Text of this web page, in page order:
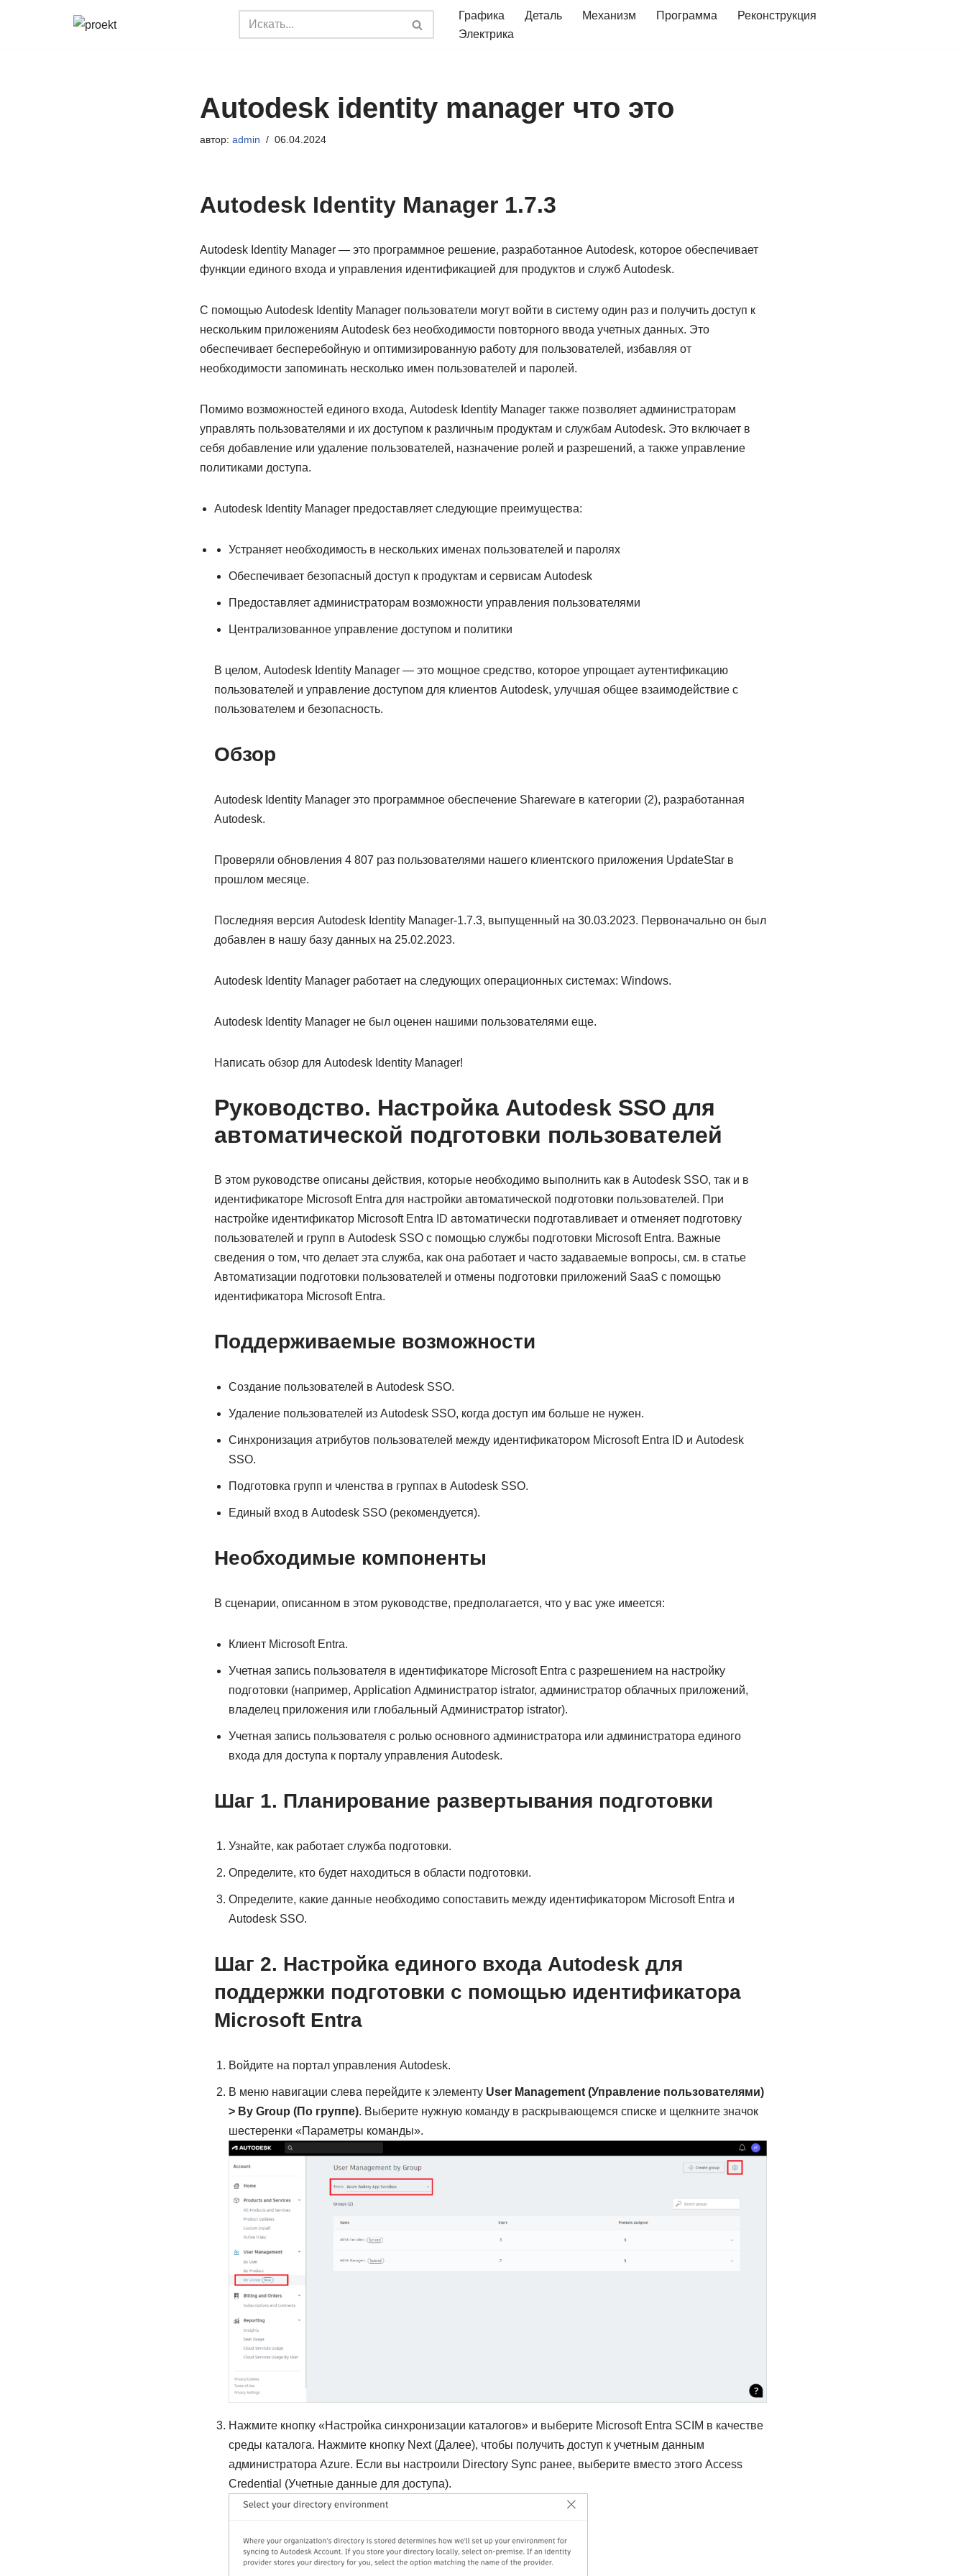
Графика Деталь Механизм Программа
Реконструкция
Электрика
Autodesk identity manager что это
автор: admin 06.04.2024
Autodesk Identity Manager 1.7.3
Autodesk Identity Manager — это программное решение, разработанное Autodesk, которое обеспечивает
функции единого входа и управления идентификацией для продуктов и служб Autodesk.
С помощью Autodesk Identity Manager пользователи могут войти в систему один раз и получить доступ к
нескольким приложениям Autodesk без необходимости повторного ввода учетных данных. Это
обеспечивает бесперебойную и оптимизированную работу для пользователей, избавляя от
необходимости запоминать несколько имен пользователей и паролей.
Помимо возможностей единого входа, Autodesk Identity Manager также позволяет администраторам
управлять пользователями и их доступом к различным продуктам и службам Autodesk. Это включает в
себя добавление или удаление пользователей, назначение ролей и разрешений, а также управление
политиками доступа.
Autodesk Identity Manager предоставляет следующие преимущества:
Устраняет необходимость в нескольких именах пользователей и паролях
Обеспечивает безопасный доступ к продуктам и сервисам Autodesk
Предоставляет администраторам возможности управления пользователями
Централизованное управление доступом и политики
В целом, Autodesk Identity Manager — это мощное средство, которое упрощает аутентификацию
пользователей и управление доступом для клиентов Autodesk, улучшая общее взаимодействие с
пользователем и безопасность.
Обзор
Autodesk Identity Manager это программное обеспечение Shareware в категории (2), разработанная
Autodesk.
Проверяли обновления 4 807 раз пользователями нашего клиентского приложения UpdateStar в
прошлом месяце.
Последняя версия Autodesk Identity Manager-1.7.3, выпущенный на 30.03.2023. Первоначально он был
добавлен в нашу базу данных на 25.02.2023.
Autodesk Identity Manager работает на следующих операционных системах: Windows.
Autodesk Identity Manager не был оценен нашими пользователями еще.
Написать обзор для Autodesk Identity Manager!
Руководство. Настройка Autodesk SSO для
автоматической подготовки пользователей
В этом руководстве описаны действия, которые необходимо выполнить как в Autodesk SSO, так и в
идентификаторе Microsoft Entra для настройки автоматической подготовки пользователей. При
настройке идентификатор Microsoft Entra ID автоматически подготавливает и отменяет подготовку
пользователей и групп в Autodesk SSO с помощью службы подготовки Microsoft Entra. Важные
сведения о том, что делает эта служба, как она работает и часто задаваемые вопросы, см. в статье
Автоматизации подготовки пользователей и отмены подготовки приложений SaaS с помощью
идентификатора Microsoft Entra.
Поддерживаемые возможности
Создание пользователей в Autodesk SSO.
Удаление пользователей из Autodesk SSO, когда доступ им больше не нужен.
Синхронизация атрибутов пользователей между идентификатором Microsoft Entra ID и Autodesk
SSO.
Подготовка групп и членства в группах в Autodesk SSO.
Единый вход в Autodesk SSO (рекомендуется).
Необходимые компоненты
В сценарии, описанном в этом руководстве, предполагается, что у вас уже имеется:
Клиент Microsoft Entra.
Учетная запись пользователя в идентификаторе Microsoft Entra с разрешением на настройку
подготовки (например, Application Администратор istrator, администратор облачных приложений,
владелец приложения или глобальный Администратор istrator).
Учетная запись пользователя с ролью основного администратора или администратора единого
входа для доступа к порталу управления Autodesk.
Шаг 1. Планирование развертывания подготовки
Узнайте, как работает служба подготовки.
Определите, кто будет находиться в области подготовки.
Определите, какие данные необходимо сопоставить между идентификатором Microsoft Entra и
Autodesk SSO.
Шаг 2. Настройка единого входа Autodesk для
поддержки подготовки с помощью идентификатора
Microsoft Entra
Войдите на портал управления Autodesk.
В меню навигации слева перейдите к элементу User Management (Управление пользователями)
> By Group (По группе). Выберите нужную команду в раскрывающемся списке и щелкните значок
шестеренки «Параметры команды».
Нажмите кнопку «Настройка синхронизации каталогов» и выберите Microsoft Entra SCIM в качестве
среды каталога. Нажмите кнопку Next (Далее), чтобы получить доступ к учетным данным
администратора Azure. Если вы настроили Directory Sync ранее, выберите вместо этого Access
Credential (Учетные данные для доступа).